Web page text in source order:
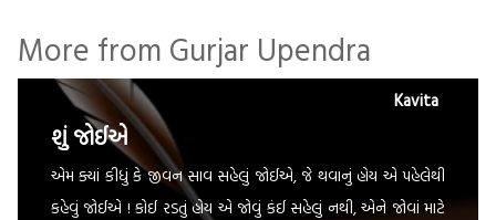
More from Gurjar Upendra
Kavita
શું જોઈએ
એમ ક્યાં કીધું કે જીવન સાવ સહેલું જોઈએ, જે થવાનું હોય એ પહેલેથી
કહેવું જોઈએ ! કોઈ રડતું હોય એ જોવું કંઈ સહેલું નથી, એને જોવાં માટે